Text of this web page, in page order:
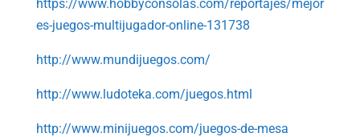
https://www.hobbyconsolas.com/reportajes/mejor
es-juegos-multijugador-online-131738
http://www.mundijuegos.com/
http://www.ludoteka.com/juegos.html
http://www.minijuegos.com/juegos-de-mesa